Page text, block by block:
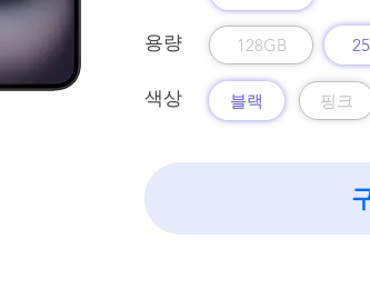
​용량 128GB
색상 블랙 핑크